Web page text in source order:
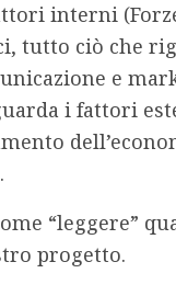
interni
tutto ciò che
e
i fattori
“leggere”
progetto.